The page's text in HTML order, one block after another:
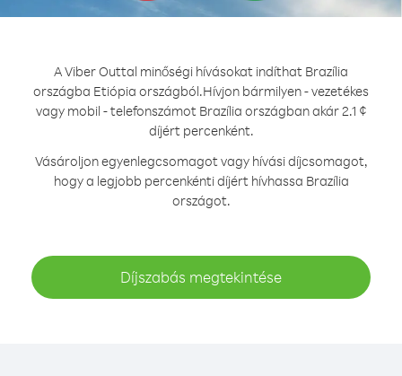
A Viber Outtal minőségi hívásokat indíthat Brazília
országba Etiópia országból.Hívjon bármilyen - vezetékes
vagy mobil - telefonszámot Brazília országban akár 2.1 ¢
díjért percenként.
Vásároljon egyenlegcsomagot vagy hívási díjcsomagot,
hogy a legjobb percenkénti díjért hívhassa Brazília
országot.
Díjszabás megtekintése